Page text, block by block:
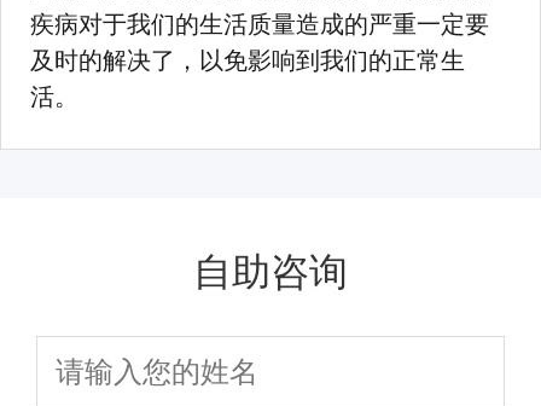
疾病对于我们的生活质量造成的严重一定要
及时的解决了，以免影响到我们的正常生
活。
自助咨询